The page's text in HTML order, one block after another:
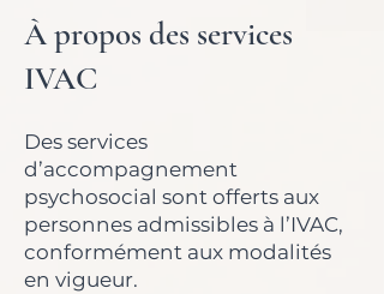
À propos des services
IVAC
Des services
d’accompagnement
psychosocial sont offerts aux
personnes admissibles à l’IVAC,
conformément aux modalités
en vigueur.